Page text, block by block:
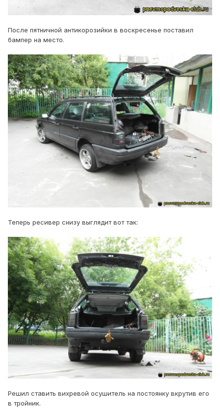
После пятничной антикорозийки в воскресенье поставил
бампер на место.
Теперь ресивер снизу выглядит вот так:
Решил ставить вихревой осушитель на постоянку вкрутив его
в тройник.